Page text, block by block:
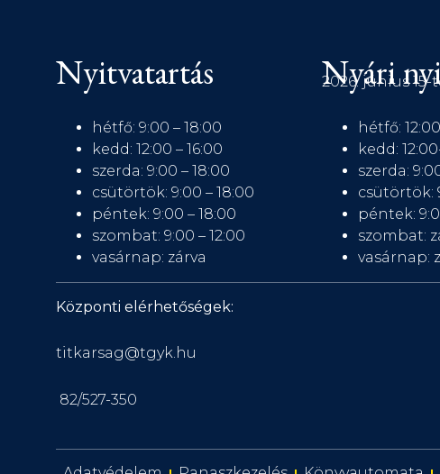
Nyitvatartás
hétfő: 9:00 – 18:00
kedd: 12:00 – 16:00
szerda: 9:00 – 18:00
csütörtök: 9:00 – 18:00
péntek: 9:00 – 18:00
szombat: 9:00 – 12:00
vasárnap: zárva
Nyári
2026. június
hétfő:
kedd:
szerda:
csütörtök:
péntek:
szombat:
vasárnap:
Központi elérhetőségek:
titkarsag@tgyk.hu
82/527-350